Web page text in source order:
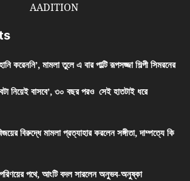
AADITION
করেননি’, মামলা তুলে এ বার পাল্টি রূপসজ্জা শিল্পী সিমরনের
নিয়েই বাসবে’, ৩০ বছর পরও সেই হাতটাই ধরে
বিরুদ্ধে মামলা প্রত্যাহার করলেন সঙ্গীতা, দাম্পত্যে কি
পথে, আংটি বদল সারলেন অনুভব-অনুষ্কা